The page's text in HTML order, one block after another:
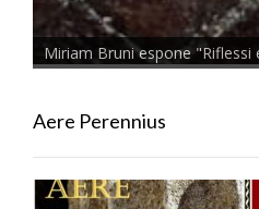
Miriam Bruni espone "Riflessi
Aere Perennius